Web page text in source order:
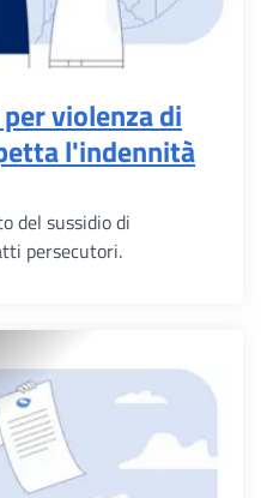
violenza di
l'indennità
del sussidio di
persecutori.